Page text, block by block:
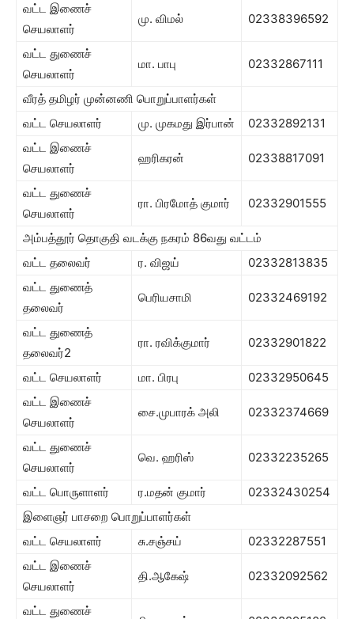
வட்ட இணைச்
செயலாளர்
மு. விமல் 02338396592
வட்ட துணைச்
செயலாளர்
மா. பாபு 02332867111
வீரத் தமிழர் முன்னணி பொறுப்பாளர்கள்
வட்ட செயலாளர்
மு. முகமது இர்பான்
02332892131
வட்ட இணைச்
செயலாளர்
ஹரிகரன் 02338817091
வட்ட துணைச்
செயலாளர்
ரா. பிரமோத் குமார் 02332901555
அம்பத்தூர் தொகுதி வடக்கு நகரம் 86வது வட்டம்
வட்ட தலைவர்
ர. விஜய்
02332813835
வட்ட துணைத்
தலைவர்
பெரியசாமி 02332469192
வட்ட துணைத்
தலைவர்2
ரா. ரவிக்குமார் 02332901822
வட்ட செயலாளர் மா. பிரபு
02332950645
வட்ட இணைச்
செயலாளர்
சை.முபாரக் அலி 02332374669
வட்ட துணைச்
செயலாளர்
வெ. ஹரிஸ் 02332235265
வட்ட பொருளாளர் ர.மதன் குமார்
02332430254
இளைஞர் பாசறை பொறுப்பாளர்கள்
வட்ட செயலாளர்
சு.சஞ்சய்
02332287551
வட்ட இணைச்
செயலாளர்
தி.ஆகேஷ் 02332092562
வட்ட துணைச்